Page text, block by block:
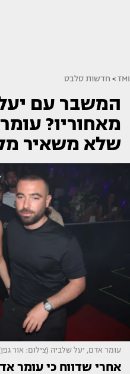
TMI
> חדשות סלבס
המשבר עם
מאחוריו?
שלא משאיר
עומר אדם, יעל שלביה (צילום: אור
אחרי שדווח כי עומר